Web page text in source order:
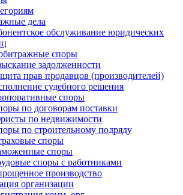
дела
обслуживание юридических
споры
задолженности
прав продавцов (производителей)
судебного решения
споры
по договорам поставки
по недвижимости
по строительному подряду
споры
споры
споры с работниками
производство
организации